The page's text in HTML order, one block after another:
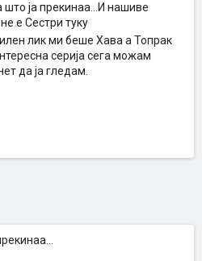
ја прекинаа...И нашиве
е Сестри туку
лик ми беше Хава а Топрак
серија сега можам
да ја гледам.